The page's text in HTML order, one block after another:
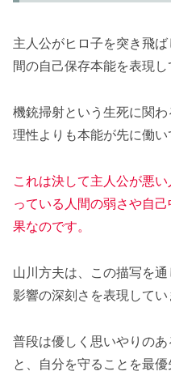
主人公がヒロ子を突き飛
間の自己保存本能を表現し
機銃掃射という生死に関
理性よりも本能が先に働い
これは決して主人公が悪
っている人間の弱さや自
果なのです。
山川方夫は、この描写を
影響の深刻さを表現してい
普段は優しく思いやりの
と、自分を守ることを最優